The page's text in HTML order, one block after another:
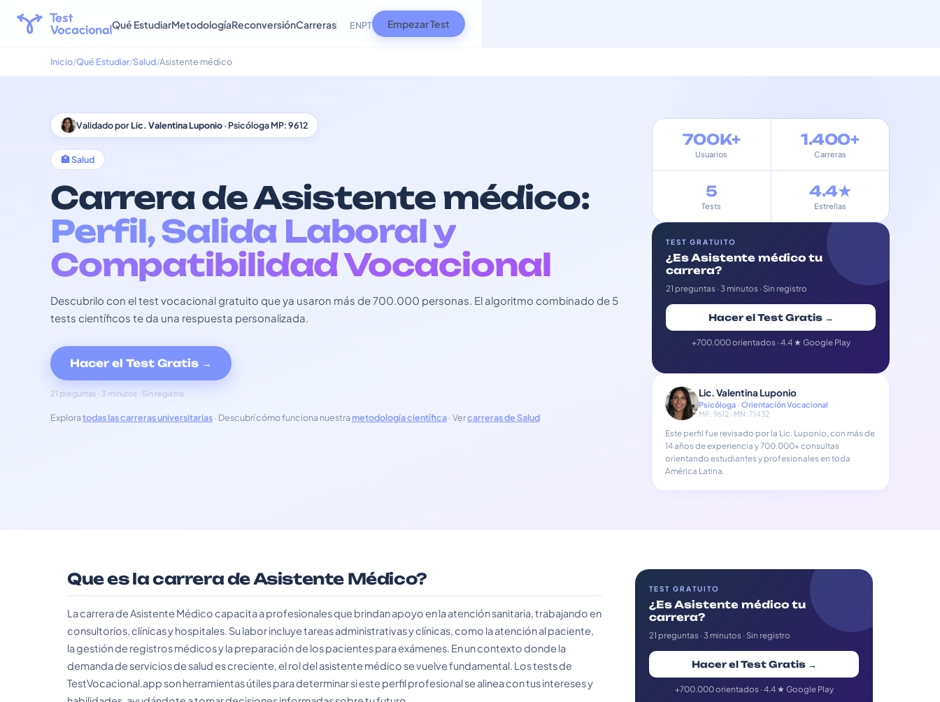
Qué EstudiarMetodologíaReconversiónCarreras ENPT Empezar Test
Inicio Qué Estudiar Salud Asistente médico
Validado porLic. Valentina Luponio· Psicóloga MP: 9612
🏥 Salud
Carrera de Asistente médico:
Perfil, Salida Laboral y
Compatibilidad Vocacional
Descubrilo con el test vocacional gratuito que ya usaron más de 700.000 personas. El algoritmo combinado de 5
tests científicos te da una respuesta personalizada.
Hacer el Test Gratis →
21 preguntas · 3 minutos · Sin registro
Exploratodas las carreras universitarias· Descubrí cómo funciona nuestra metodología científica· Vercarreras de Salud
700K+
Usuarios
1.400+
Carreras
5
Tests
4.4★
Estrellas
TEST GRATUITO
¿Es Asistente médico tu
carrera?
21 preguntas · 3 minutos · Sin registro
Hacer el Test Gratis →
+700.000 orientados · 4.4 ★ Google Play
Lic. Valentina Luponio
Psicóloga · Orientación Vocacional
MP: 9612 · MN: 71432
Este perfil fue revisado por la Lic. Luponio, con más de
14 años de experiencia y 700.000+ consultas
orientando estudiantes y profesionales en toda
América Latina.
Que es la carrera de Asistente Médico?
La carrera de Asistente Médico capacita a profesionales que brindan apoyo en la atención sanitaria, trabajando en
consultorios, clínicas y hospitales. Su labor incluye tareas administrativas y clínicas, como la atención al paciente,
la gestión de registros médicos y la preparación de los pacientes para exámenes. En un contexto donde la
demanda de servicios de salud es creciente, el rol del asistente médico se vuelve fundamental. Los tests de
TestVocacional.app son herramientas útiles para determinar si este perfil profesional se alinea con tus intereses y
TEST GRATUITO
¿Es Asistente médico tu
carrera?
21 preguntas · 3 minutos · Sin registro
Hacer el Test Gratis →
+700.000 orientados · 4.4 ★ Google Play